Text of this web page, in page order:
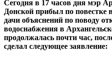
Сегодня в 17 часов дня мэр
Донской прибыл по повестке
дачи объяснений по поводу
водоснабжения в
продолжалась почти час,
сделал следующее заявление: